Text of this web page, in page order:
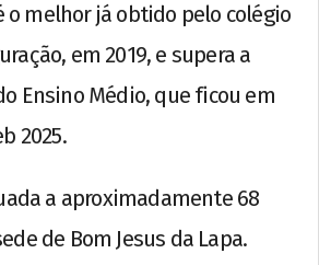
o melhor já obtido pelo colégio
em 2019, e supera a
Ensino Médio, que ficou em
2025.
a aproximadamente 68
de Bom Jesus da Lapa.